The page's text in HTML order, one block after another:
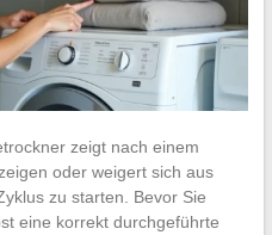
zeigt nach einem
oder weigert sich aus
zu starten. Bevor Sie
eine korrekt durchgeführte